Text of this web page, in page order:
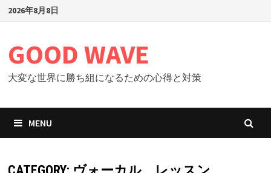
Skip2026年8月8日
GOOD WAVE
大変な世界に勝ち組になるための心得と対策
MENU